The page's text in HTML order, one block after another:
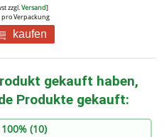
zzgl.Versand]
pro Verpackung
kaufen
gekauft haben,
Produkte gekauft:
(10)